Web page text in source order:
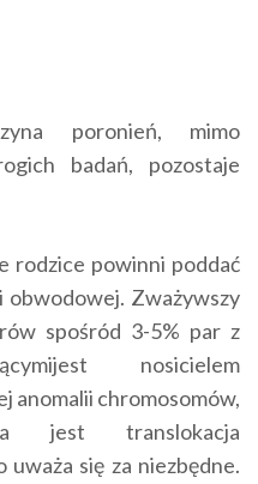
poronień, mimo
badań, pozostaje
rodzice powinni poddać
obwodowej. Zważywszy
spośród 3-5% par z
nosicielem
anomalii chromosomów,
jest translokacja
się za niezbędne.